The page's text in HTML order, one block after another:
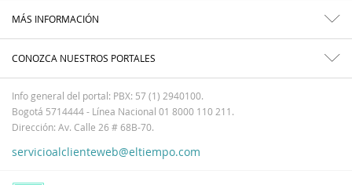
MÁS INFORMACIÓN
CONOZCA NUESTROS PORTALES
Info general del portal: PBX: 57 (1) 2940100.
Bogotá 5714444 - Línea Nacional 01 8000 110 211.
Dirección: Av. Calle 26 # 68B-70.
servicioalclienteweb@eltiempo.com